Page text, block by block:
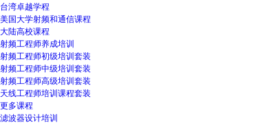
台湾卓越学程
美国大学射频和通信课程
大陆高校课程
射频工程师养成培训
射频工程师初级培训套装
射频工程师中级培训套装
射频工程师高级培训套装
天线工程师培训课程套装
更多课程
滤波器设计培训